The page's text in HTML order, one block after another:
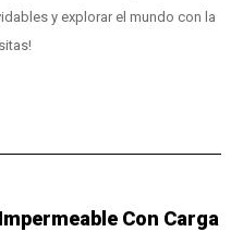
y explorar el mundo con la
Con Carga